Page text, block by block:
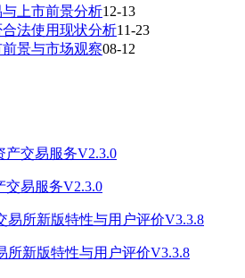
上市前景分析12-13
法使用现状分析11-23
景与市场观察08-12
易服务V2.3.0
所新版特性与用户评价V3.3.8